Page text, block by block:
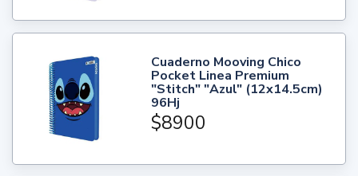
Cuaderno Mooving Chico
Pocket Linea Premium
"Stitch" "Azul" (12x14.5cm)
96Hj
$8900